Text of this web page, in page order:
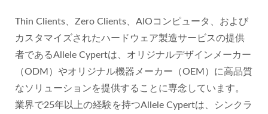
Thin Clients、Zero Clients、AIOコンピュータ、および
カスタマイズされたハードウェア製造サービスの提供
者であるAllele Cypertは、オリジナルデザインメーカー
（ODM）やオリジナル機器メーカー（OEM）に高品質
なソリューションを提供することに専念しています。
業界で25年以上の経験を持つAllele Cypertは、シンクラ